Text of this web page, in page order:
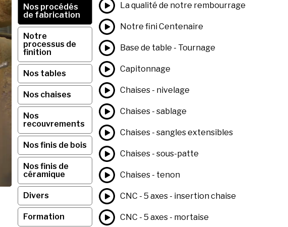
Nos procédés
de fabrication
Notre
processus de
finition
Nos tables
Nos chaises
Nos
recouvrements
Nos finis de bois
Nos finis de
céramique
Divers
Formation
La qualité de notre rembourrage
Notre fini Centenaire
Base de table - Tournage
Capitonnage
Chaises - nivelage
Chaises - sablage
Chaises - sangles extensibles
Chaises - sous-patte
Chaises - tenon
CNC - 5 axes - insertion chaise
CNC - 5 axes - mortaise